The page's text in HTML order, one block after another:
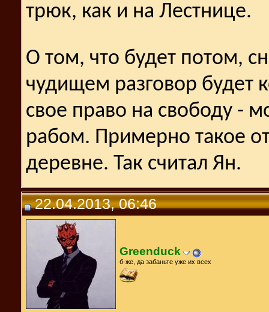
трюк, как и на Лестнице.
О том, что будет потом,
чудищем разговор будет
свое право на свободу -
рабом. Примерно такое
деревне. Так считал Ян.
22.04.2013, 06:46
Greenduck
б-же, да забаньте уже их всех